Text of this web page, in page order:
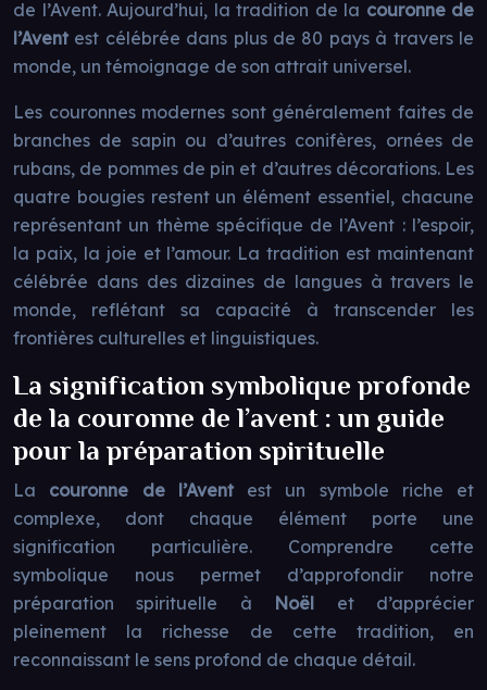
de l’Avent. Aujourd’hui, la tradition de la couronne de
l’Avent est célébrée dans plus de 80 pays à travers le
monde, un témoignage de son attrait universel.
Les couronnes modernes sont généralement faites de
branches de sapin ou d’autres conifères, ornées de
rubans, de pommes de pin et d’autres décorations. Les
quatre bougies restent un élément essentiel, chacune
représentant un thème spécifique de l’Avent : l’espoir,
la paix, la joie et l’amour. La tradition est maintenant
célébrée dans des dizaines de langues à travers le
monde, reflétant sa capacité à transcender les
frontières culturelles et linguistiques.
La signification symbolique profonde
de la couronne de l’avent : un guide
pour la préparation spirituelle
La couronne de l’Avent est un symbole riche et
complexe, dont chaque élément porte une
signification particulière. Comprendre cette
symbolique nous permet d’approfondir notre
préparation spirituelle à Noël et d’apprécier
pleinement la richesse de cette tradition, en
reconnaissant le sens profond de chaque détail.